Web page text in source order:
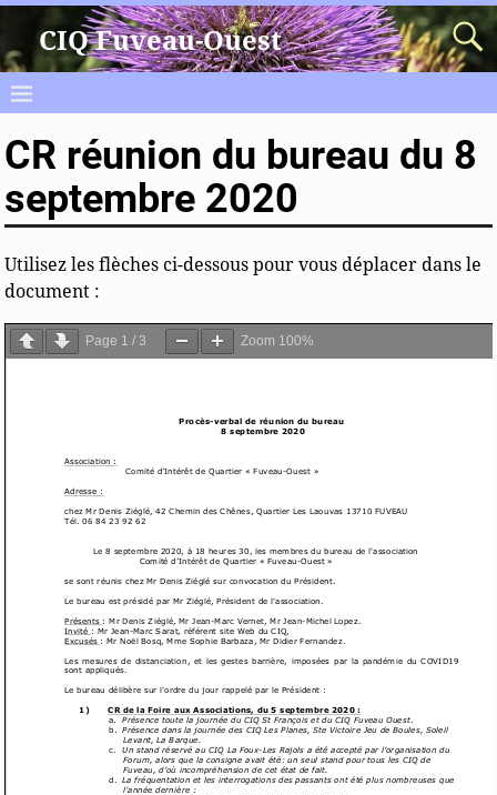
CIQ Fuveau-Ouest
CR réunion du bureau du 8
septembre 2020
Utilisez les flèches ci-dessous pour vous déplacer dans le
document :
Page 1 /3 Zoom 100%